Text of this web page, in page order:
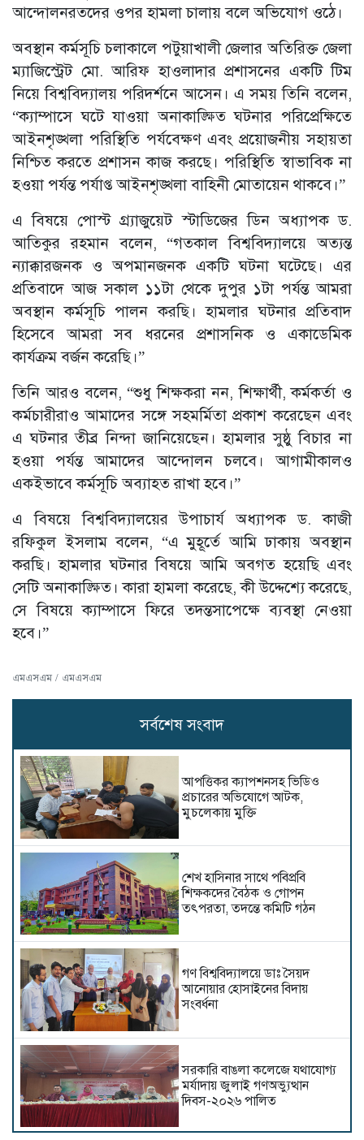
আন্দোলনরতদের ওপর হামলা চালায় বলে অভিযোগ ওঠে।
অবস্থান কর্মসূচি চলাকালে পটুয়াখালী জেলার অতিরিক্ত জেলা
ম্যাজিস্ট্রেট মো. আরিফ হাওলাদার প্রশাসনের একটি টিম
নিয়ে বিশ্ববিদ্যালয় পরিদর্শনে আসেন। এ সময় তিনি বলেন,
“ক্যাম্পাসে ঘটে যাওয়া অনাকাঙ্ক্ষিত ঘটনার পরিপ্রেক্ষিতে
আইনশৃঙ্খলা পরিস্থিতি পর্যবেক্ষণ এবং প্রয়োজনীয় সহায়তা
নিশ্চিত করতে প্রশাসন কাজ করছে। পরিস্থিতি স্বাভাবিক না
হওয়া পর্যন্ত পর্যাপ্ত আইনশৃঙ্খলা বাহিনী মোতায়েন থাকবে।”
এ বিষয়ে পোস্ট গ্র্যাজুয়েট স্টাডিজের ডিন অধ্যাপক ড.
আতিকুর রহমান বলেন, “গতকাল বিশ্ববিদ্যালয়ে অত্যন্ত
ন্যাক্কারজনক ও অপমানজনক একটি ঘটনা ঘটেছে। এর
প্রতিবাদে আজ সকাল ১১টা থেকে দুপুর ১টা পর্যন্ত আমরা
অবস্থান কর্মসূচি পালন করছি। হামলার ঘটনার প্রতিবাদ
হিসেবে আমরা সব ধরনের প্রশাসনিক ও একাডেমিক
কার্যক্রম বর্জন করেছি।”
তিনি আরও বলেন, “শুধু শিক্ষকরা নন, শিক্ষার্থী, কর্মকর্তা ও
কর্মচারীরাও আমাদের সঙ্গে সহমর্মিতা প্রকাশ করেছেন এবং
এ ঘটনার তীব্র নিন্দা জানিয়েছেন। হামলার সুষ্ঠু বিচার না
হওয়া পর্যন্ত আমাদের আন্দোলন চলবে। আগামীকালও
একইভাবে কর্মসূচি অব্যাহত রাখা হবে।”
এ বিষয়ে বিশ্ববিদ্যালয়ের উপাচার্য অধ্যাপক ড. কাজী
রফিকুল ইসলাম বলেন, “এ মুহূর্তে আমি ঢাকায় অবস্থান
করছি। হামলার ঘটনার বিষয়ে আমি অবগত হয়েছি এবং
সেটি অনাকাঙ্ক্ষিত। কারা হামলা করেছে, কী উদ্দেশ্যে করেছে,
সে বিষয়ে ক্যাম্পাসে ফিরে তদন্তসাপেক্ষে ব্যবস্থা নেওয়া
হবে।”
এমএসএম / এমএসএম
সর্বশেষ সংবাদ
আপত্তিকর ক্যাপশনসহ ভিডিও
প্রচারের অভিযোগে আটক,
মুচলেকায় মুক্তি
শেখ হাসিনার সাথে পবিপ্রবি
শিক্ষকদের বৈঠক ও গোপন
তৎপরতা, তদন্তে কমিটি গঠন
গণ বিশ্ববিদ্যালয়ে ডাঃ সৈয়দ
আনোয়ার হোসাইনের বিদায়
সংবর্ধনা
সরকারি বাঙলা কলেজে যথাযোগ্য
মর্যাদায় জুলাই গণঅভ্যুত্থান
দিবস-২০২৬ পালিত